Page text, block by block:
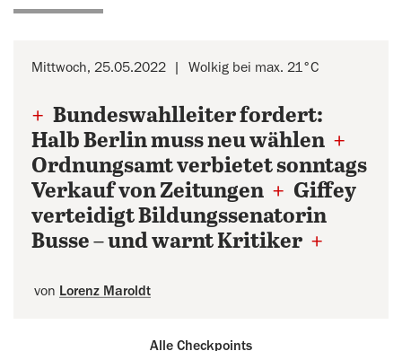
Mittwoch, 25.05.2022 Wolkig bei max. 21°C
+ Bundeswahlleiter fordert:
Halb Berlin muss neu wählen +
Ordnungsamt verbietet sonntags
Verkauf von Zeitungen + Giffey
verteidigt Bildungssenatorin
Busse – und warnt Kritiker +
von Lorenz Maroldt
Alle Checkpoints